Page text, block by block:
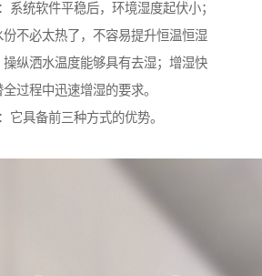
系统软件平稳后，环境湿度起伏小；
不必太热了，不容易提升恒温恒湿
纵洒水温度能够具有去湿；增湿快
过程中迅速增湿的要求。
它具备前三种方式的优势。